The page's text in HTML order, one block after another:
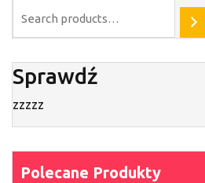
Sprawdź
zzzzz
Polecane Produkty